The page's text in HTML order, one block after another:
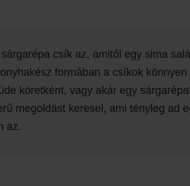
csík az, amitől egy sima
formában a csíkok
köretként, vagy akár egy
megoldást keresel, ami tényleg ad
az.